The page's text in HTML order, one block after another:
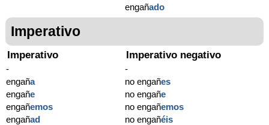
engañado
Imperativo
Imperativo
-
engaña
engañe
engañemos
engañad
Imperativo negativo
-
no engañes
no engañe
no engañemos
no engañéis